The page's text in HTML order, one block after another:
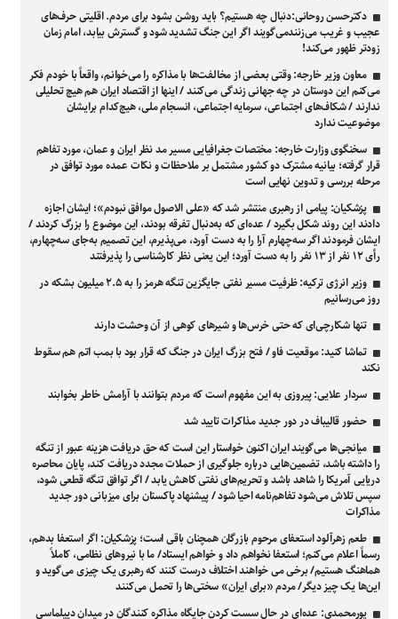
دکترحسن روحانی:دنبال چه هستیم؟ باید روشن بشود برای مردم. اقلیتی حرف‌های
عجیب و غریب می‌زنندمی‌گویند اگر این جنگ تشدید شود و گسترش بیابد، امام زمان
زودتر ظهور می‌کند!
معاون وزیر خارجه: وقتی بعضی از مخالفت‌ها با مذاکره را می‌خوانم، واقعاً با خودم فکر
می‌کنم این دوستان در چه جهانی زندگی می‌کنند / اینها از اقتصاد ایران هم هیچ تحلیلی
ندارند / شکاف‌های اجتماعی، سرمایه اجتماعی، انسجام ملی، هیچ‌کدام برایشان
موضوعیت ندارد
سخنگوی وزارت خارجه: مختصات جغرافیایی مسیر مد نظر ایران و عمان، مورد تفاهم
قرار گرفته؛ بیانیه مشترک دو کشور مشتمل بر ملاحظات و نکات عمده مورد توافق در
مرحله بررسی و تدوین نهایی است
پزشکیان: پیامی از رهبری منتشر شد که «علی الاصول موافق نبودم»؛ ایشان اجازه
دادند این روند شکل بگیرد / عده‌ای که به‌دنبال تفرقه بودند، این موضوع را بزرگ کردند /
ایشان فرمودند اگر سه‌چهارم آرا را به دست آورد، می‌پذیرم، این تصمیم به‌جای سه‌چهارم،
رأی ۱۲ نفر از ۱۳ نفر را به دست آورد؛ این یعنی نظر کارشناسی را پذیرفتند
وزیر انرژی ترکیه: ظرفیت مسیر نفتی جایگزین تنگه هرمز را به ۲.۵ میلیون بشکه در
روز می‌رسانیم
تنها شکارچی‌ای که حتی خرس‌ها و شیرهای کوهی از آن وحشت دارند
تماشا کنید: موقعیت فاو / فتح بزرگ ایران در جنگ که قرار بود با بمب اتم هم سقوط
نکند
سردار علایی: پیروزی به این مفهوم است که مردم بتوانند با آرامش خاطر بخوابند
حضور قالیباف در دور جدید مذاکرات تایید شد
میانجی‌ها می‌گویند ایران اکنون خواستار این است که حق دریافت هزینه عبور از تنگه
را داشته باشد، تضمین‌هایی درباره جلوگیری از حملات مجدد دریافت کند، پایان محاصره
دریایی آمریکا را شاهد باشد و تحریم‌های نفتی کاهش یابد / اگر توافق تنگه قطعی شود،
سپس تلاش می‌شود تفاهم‌نامه احیا شود / پیشنهاد پاکستان برای میزبانی دور جدید
مذاکرات
طعم زهرآلود استعفای مرحوم بازرگان همچنان باقی است؛ پزشکیان: اگر استعفا بدهم،
رسماً اعلام می‌کنم؛ استعفا نخواهم داد و خواهم ایستاد/ ما با نیروهای نظامی، کاملاً
هماهنگ هستیم/ برخی می خواهند اختلاف درست کنند که رهبری یک چیزی می‌گوید و
این‌ها یک چیز دیگر/ مردم «برای ایران» سختی‌ها را تحمل می‌کنند
پورمحمدی: عده‌ای در حال سست کردن جایگاه مذاکره کنندگان در میدان دیپلماسی